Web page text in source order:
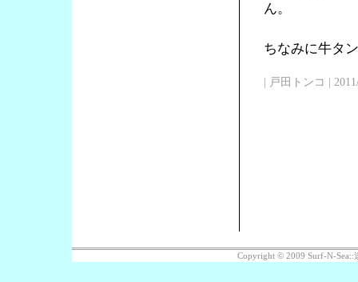
ん。
ちなみに牛タ
| 戸田トンコ |
Copyright © 2009 Surf-N-Sea::